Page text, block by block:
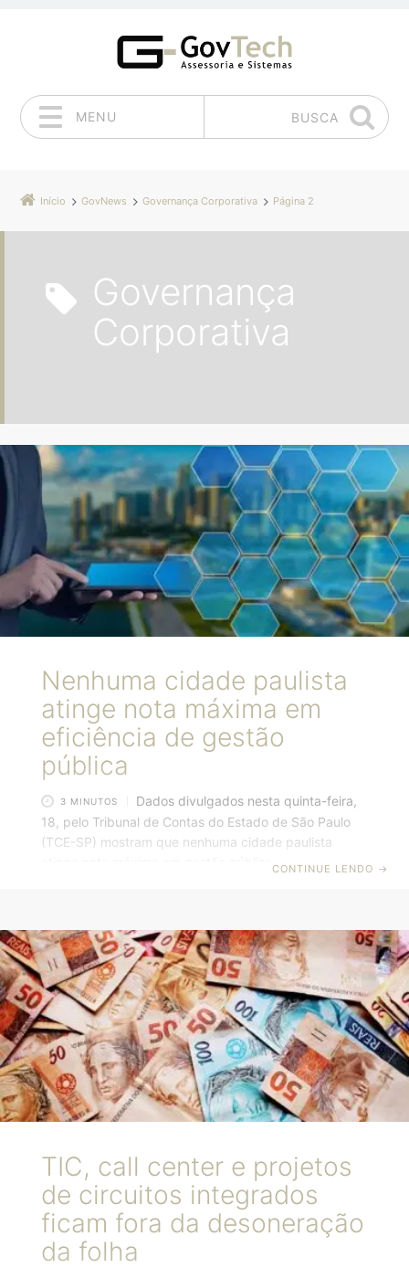
MENU BUSCA
Início GovNews Governança Corporativa Página 2
Governança
Corporativa
Nenhuma cidade paulista
atinge nota máxima em
eficiência de gestão
pública
3 MINUTOS
Dados divulgados nesta quinta-feira,
18, pelo Tribunal de Contas do Estado de São Paulo
(TCE-SP) mostram que nenhuma cidade paulista
atinge nota máxima em gestão pública desde 2015,
áreas avaliadas pela equipe técnica do Tribunal são:
planejamento, fiscal, educação, saúde, meio
ambiente, proteção dos cidadãos e tecnologia. No
último levantamento, que levou em conta dados de
2022 que foram compilados
CONTINUE LENDO →
TIC, call center e projetos
de circuitos integrados
ficam fora da desoneração
da folha